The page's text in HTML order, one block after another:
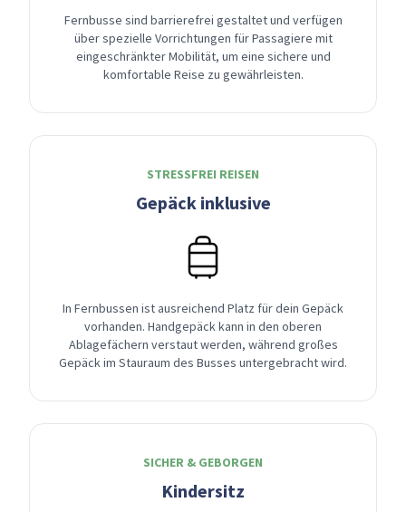
Fernbusse sind barrierefrei gestaltet und verfügen
über spezielle Vorrichtungen für Passagiere mit
eingeschränkter Mobilität, um eine sichere und
komfortable Reise zu gewährleisten.
STRESSFREI REISEN
Gepäck inklusive
In Fernbussen ist ausreichend Platz für dein Gepäck
vorhanden. Handgepäck kann in den oberen
Ablagefächern verstaut werden, während großes
Gepäck im Stauraum des Busses untergebracht wird.
SICHER & GEBORGEN
Kindersitz